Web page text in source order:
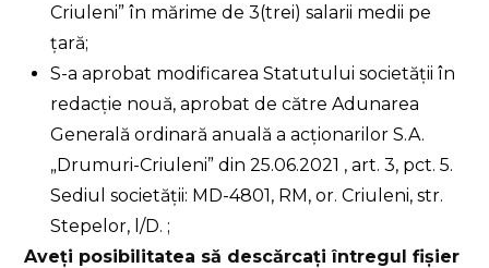
Criuleni” în mărime de 3(trei) salarii medii pe
țară;
S-a aprobat modificarea Statutului societății în
redacție nouă, aprobat de către Adunarea
Generală ordinară anuală a acționarilor S.A.
„Drumuri-Criuleni” din 25.06.2021 , art. 3, pct. 5.
Sediul societății: MD-4801, RM, or. Criuleni, str.
Stepelor, l/D. ;
Aveți posibilitatea să descărcați întregul fișier